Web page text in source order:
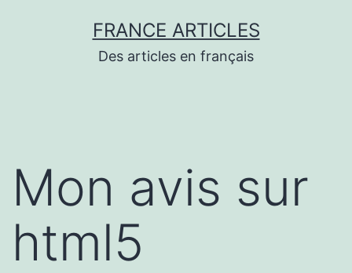
FRANCE ARTICLES
Des articles en français
Mon avis sur
html5